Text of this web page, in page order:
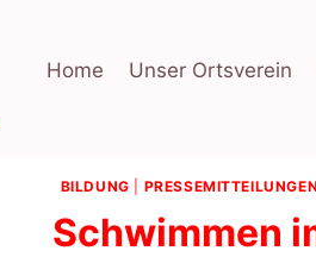
Home Unser Ortsverein
BILDUNG PRESSEMITTEILUNGEN
Schwimmen